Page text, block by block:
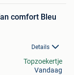
comfort Bleu
Details
Topzoekertje
Vandaag